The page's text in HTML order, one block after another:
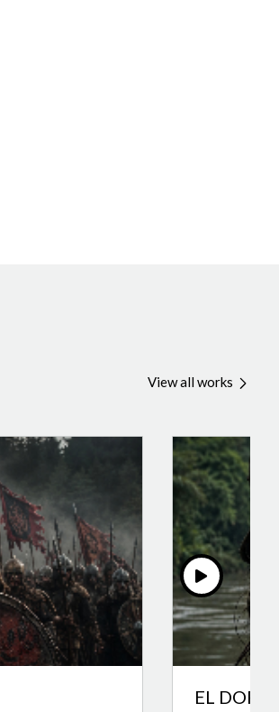
View all works
EL